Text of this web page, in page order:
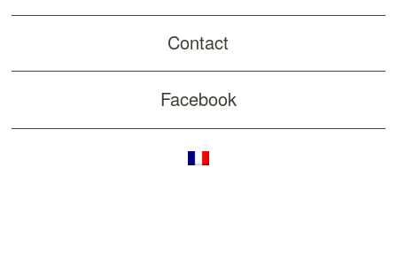
Contact
Facebook